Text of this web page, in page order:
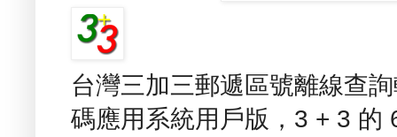
台灣三加三郵遞區號離線查
碼應用系統用戶版，3 + 3 的